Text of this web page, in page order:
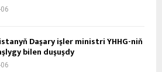
Daşary işler ministri ÝHHG-niň
bilen duşuşdy